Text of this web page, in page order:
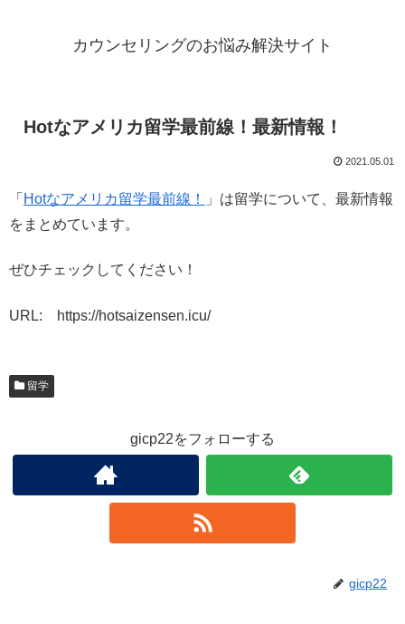
カウンセリングのお悩み解決サイト
Hotなアメリカ留学最前線！最新情報！
2021.05.01
「 Hotなアメリカ留学最前線！
」は留学について、最新情報
をまとめています。
ぜひチェックしてください！
URL: https://hotsaizensen.icu/
留学
gicp22をフォローする
gicp22